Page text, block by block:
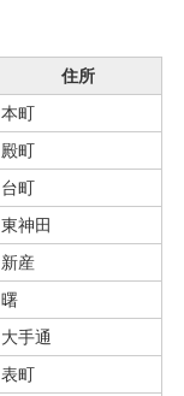
住所
本町
殿町
台町
東神田
新産
曙
大手通
表町